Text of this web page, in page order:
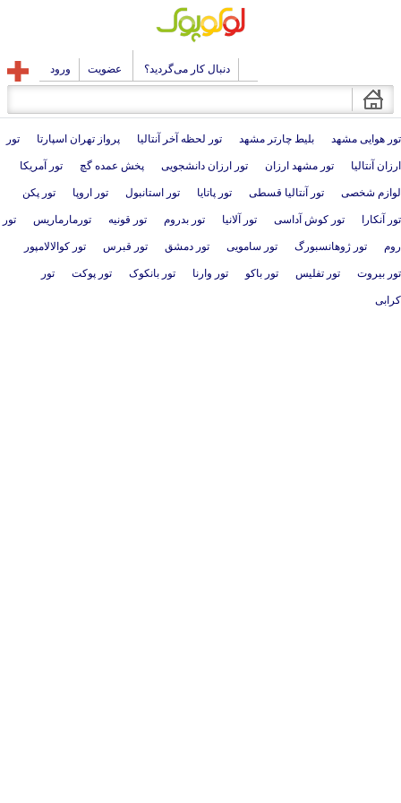
دنبال کار می‌گردید؟ عضویت ورود
تور هوایی مشهد بلیط چارتر مشهد تور لحظه آخر آنتالیا پرواز تهران اسپارتا تور
ارزان آنتالیا تور مشهد ارزان تور ارزان دانشجویی پخش عمده گچ تور آمریکا
لوازم شخصی تور آنتالیا قسطی تور پاتایا تور استانبول تور اروپا تور پکن
تور آنکارا تور کوش آداسی تور آلانیا تور بدروم تور قونیه تورمارماریس تور
روم تور ژوهانسبورگ تور سامویی تور دمشق تور قبرس تور کوالالامپور
تور بیروت تور تفلیس تور باکو تور وارنا تور بانکوک تور پوکت تور
کرابی